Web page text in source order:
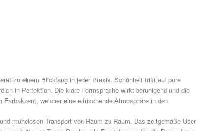
zu einem Blickfang in jeder Praxis. Schönheit trifft auf pure
in Perfektion. Die klare Formsprache wirkt beruhigend und die
welcher eine erfrischende Atmosphäre in den
mühelosen Transport von Raum zu Raum. Das zeitgemäße User